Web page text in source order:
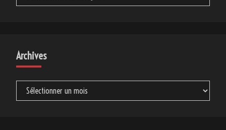
Archives
Archives